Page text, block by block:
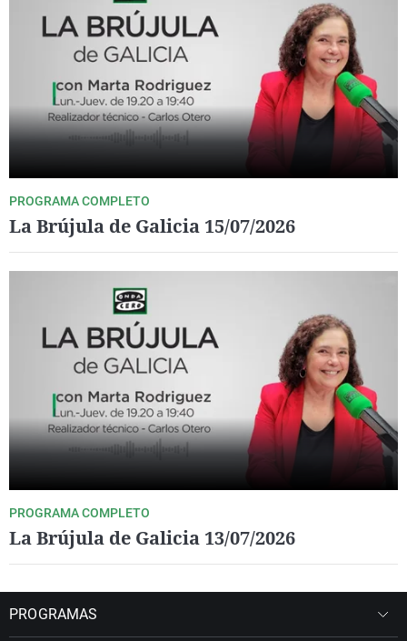
PROGRAMA COMPLETO
La Brújula de Galicia 15/07/2026
PROGRAMA COMPLETO
La Brújula de Galicia 13/07/2026
PROGRAMAS